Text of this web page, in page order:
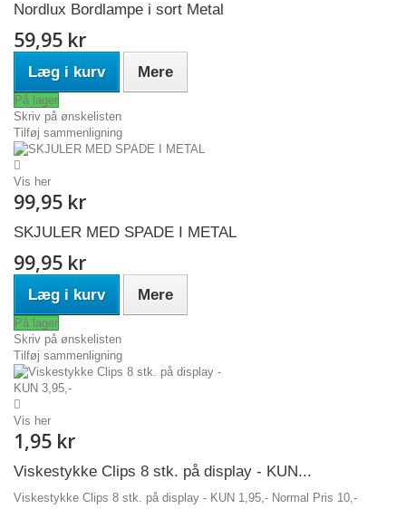
Nordlux Bordlampe i sort Metal
59,95 kr
Læg i kurv Mere
På lager
Skriv på ønskelisten
Tilføj sammenligning
Vis her
99,95 kr
SKJULER MED SPADE I METAL
99,95 kr
Læg i kurv Mere
På lager
Skriv på ønskelisten
Tilføj sammenligning
Vis her
1,95 kr
Viskestykke Clips 8 stk. på display - KUN...
Viskestykke Clips 8 stk. på display - KUN 1,95,- Normal Pris 10,-